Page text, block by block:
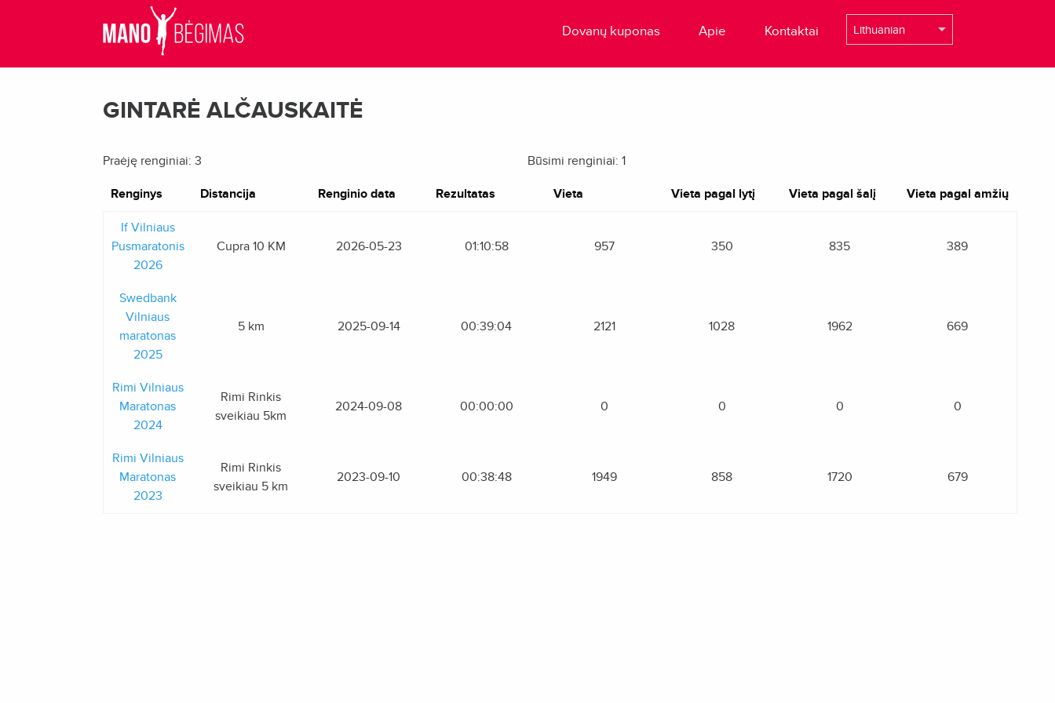
Dovanų kuponas Apie Kontaktai
GINTARĖ ALČAUSKAITĖ
Praėję renginiai: 3 Būsimi renginiai: 1
Renginys Distancija Renginio data Rezultatas Vieta Vieta pagal lytį Vieta pagal šalį Vieta pagal amžių
If Vilniaus
Pusmaratonis
2026
Cupra 10 KM 2026-05-23 01:10:58 957 350 835 389
Swedbank
Vilniaus
maratonas
2025
5 km 2025-09-14 00:39:04 2121 1028 1962 669
Rimi Vilniaus
Maratonas
2024
Rimi Rinkis
sveikiau 5km
2024-09-08 00:00:00 0 0 0 0
Rimi Vilniaus
Maratonas
2023
Rimi Rinkis
sveikiau 5 km
2023-09-10 00:38:48 1949 858 1720 679